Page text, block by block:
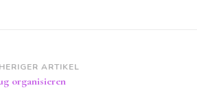
ARTIKEL
organisieren